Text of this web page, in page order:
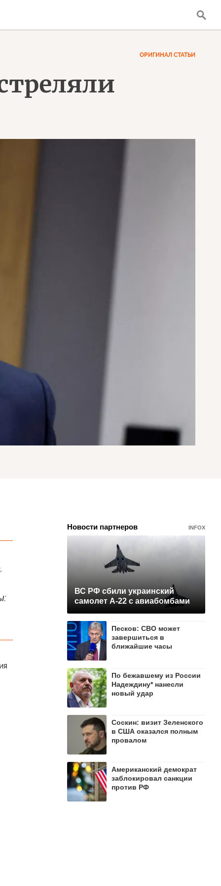
ОРИГИНАЛ СТАТЬИ
Новости партнеров INFOX
ВС РФ сбили украинский
самолет А-22 с авиабомбами
Песков: СВО может
завершиться в
ближайшие часы
По бежавшему из России
Надеждину* нанесли
новый удар
Соскин: визит Зеленского
в США оказался полным
провалом
Американский демократ
заблокировал санкции
против РФ